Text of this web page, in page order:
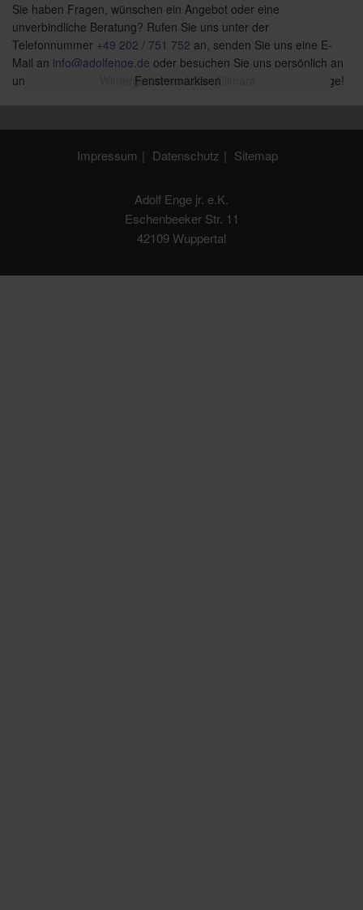
Terrassen Markisen Terrea
Pergola Markisen Perea
Seiten-Markisen
Wintergartenmarkisen Climara
Fenstermarkisen
Sie haben Fragen, wünschen ein Angebot oder eine
unverbindliche Beratung? Rufen Sie uns unter der
Telefonnummer +49 202 / 751 752 an, senden Sie uns eine E-
Mail an info@adolfenge.de oder besuchen Sie uns persönlich an
unserem Standort in Wuppertal. Wir freuen uns auf Ihre Anfrage!
Impressum Datenschutz Sitemap
Adolf Enge jr. e.K.
Eschenbeeker Str. 11
42109 Wuppertal